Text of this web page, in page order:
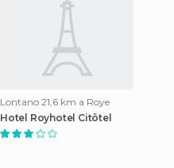
Lontano 21,6 km a Roye
Hotel Royhotel Citôtel